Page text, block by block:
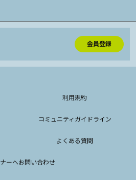
会員登録
利用規約
コミュニティガイドライン
よくある質問
ーへお問い合わせ